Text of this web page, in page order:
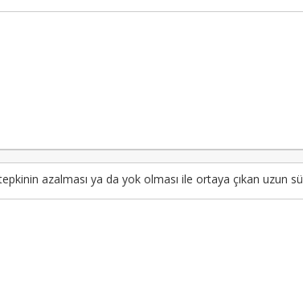
azalması ya da yok olması ile ortaya çıkan uzun